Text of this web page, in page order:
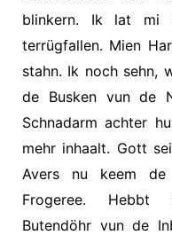
blinkern. Ik lat mi
terrügfallen. Mien
stahn. Ik noch sehn,
de Busken vun de
Schnadarm achter
mehr inhaalt. Gott
Avers nu keem
Frogeree. Hebbt
Butendöhr vun de